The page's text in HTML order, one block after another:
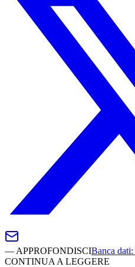
— APPROFONDISCIBanca dati:
CONTINUA A LEGGERE